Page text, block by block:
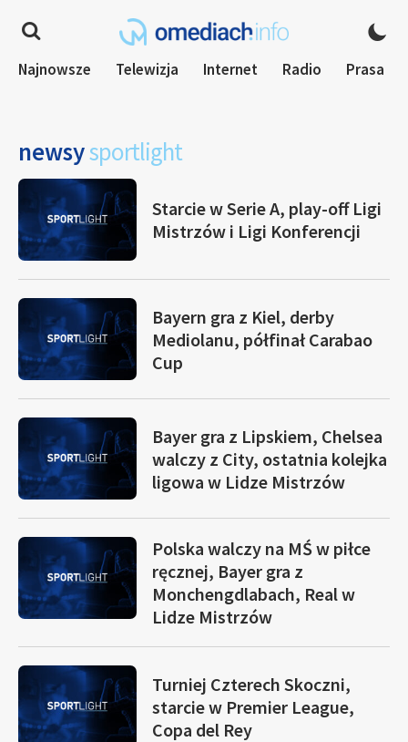
Najnowsze Telewizja Internet Radio Prasa
newsysportlight
Starcie w Serie A, play-off Ligi
Mistrzów i Ligi Konferencji
Bayern gra z Kiel, derby
Mediolanu, półfinał Carabao
Cup
Bayer gra z Lipskiem, Chelsea
walczy z City, ostatnia kolejka
ligowa w Lidze Mistrzów
Polska walczy na MŚ w piłce
ręcznej, Bayer gra z
Monchengdlabach, Real w
Lidze Mistrzów
Turniej Czterech Skoczni,
starcie w Premier League,
Copa del Rey